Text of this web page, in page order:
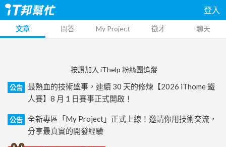
登入
文章 問答 My Project 徵才 聊天
按讚加入 iThelp 粉絲團追蹤
公告
最熱血的技術盛事，連續 30 天的修煉【2026 iThome 鐵
人賽】8 月 1 日賽事正式開啟！
公告
全新專區「My Project」正式上線！邀請你用技術交流，
分享最真實的開發經驗